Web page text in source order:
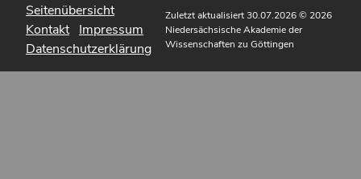
Seitenübersicht
Kontakt Impressum
Datenschutzerklärung
Zuletzt aktualisiert 30.07.2026© 2026
Niedersächsische Akademie der
Wissenschaften zu Göttingen